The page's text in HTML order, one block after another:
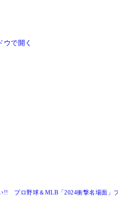
ウで開く
!! プロ野球＆MLB「2024衝撃名場面」